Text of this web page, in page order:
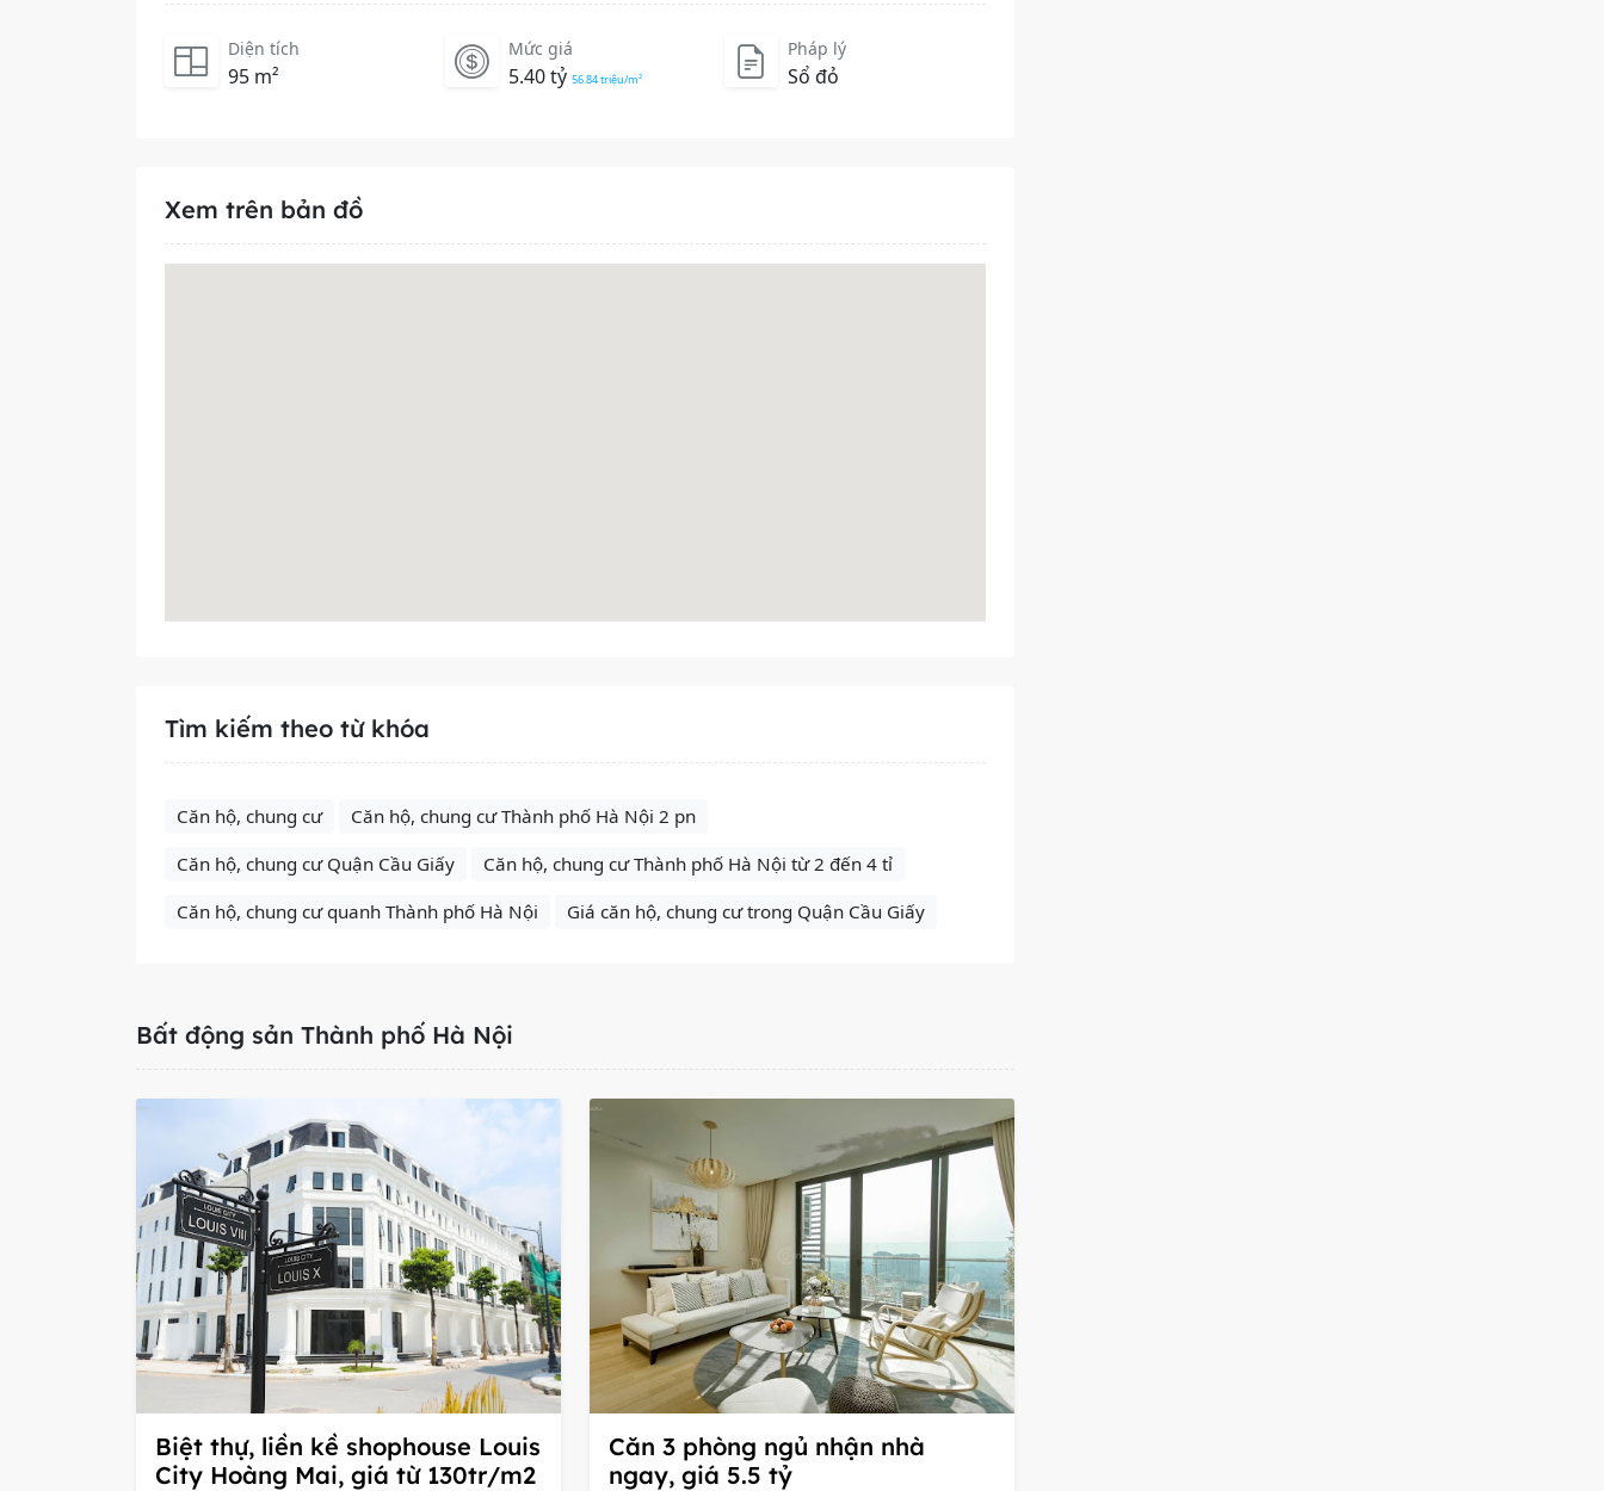
Diện tích
95 m²
Mức giá
5.40 tỷ 56.84 triệu/m²
Pháp lý
Sổ đỏ
Xem trên bản đồ
Tìm kiếm theo từ khóa
Căn hộ, chung cư
Căn hộ, chung cư Thành phố Hà Nội 2 pn
Căn hộ, chung cư Quận Cầu Giấy
Căn hộ, chung cư Thành phố Hà Nội từ 2 đến 4 tỉ
Căn hộ, chung cư quanh Thành phố Hà Nội
Giá căn hộ, chung cư trong Quận Cầu Giấy
Bất động sản Thành phố Hà Nội
Biệt thự, liền kề shophouse Louis
City Hoàng Mai, giá từ 130tr/m2
Căn 3 phòng ngủ nhận nhà
ngay, giá 5.5 tỷ